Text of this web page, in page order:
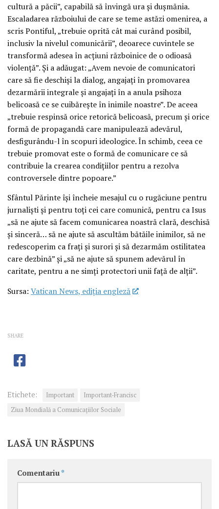
cultură a păcii”, capabilă să învingă ura și dușmănia.
Escaladarea războiului de care se teme astăzi omenirea, a
scris Pontiful, „trebuie oprită cât mai curând posibil,
inclusiv la nivelul comunicării”, deoarece cuvintele se
transformă adesea în acțiuni războinice de o odioasă
violență”. Și a adăugat: „Avem nevoie de comunicatori
care să fie deschiși la dialog, angajați în promovarea
dezarmării integrale și angajați în a anula psihoza
belicoasă ce se cuibărește în inimile noastre”. De aceea
„trebuie respinsă orice retorică belicoasă, precum și orice
formă de propagandă care manipulează adevărul,
desfigurându-l în scopuri ideologice. În schimb, ceea ce
trebuie promovat este o formă de comunicare ce să
contribuie la crearea condițiilor pentru a rezolva
controversele dintre popoare.”
Sfântul Părinte își încheie mesajul cu o rugăciune pentru
jurnaliști și pentru toți cei care comunică, pentru ca Isus
„să ne ajute să facem comunicarea noastră clară, deschisă
și sinceră… să ne ajute să ascultăm bătăile inimilor, să ne
redescoperim ca frați și surori și să dezarmăm ostilitatea
care dezbină” și „să ne ajute să spunem adevărul în
caritate, pentru a ne simți protectori unii față de alții”.
Sursa: Vatican News, ediția engleză
SHARE
Etichete: Important
Important-Francisc
Ziua Mondială a Comunicaţiilor Sociale
LASĂ UN RĂSPUNS
Comentariu *